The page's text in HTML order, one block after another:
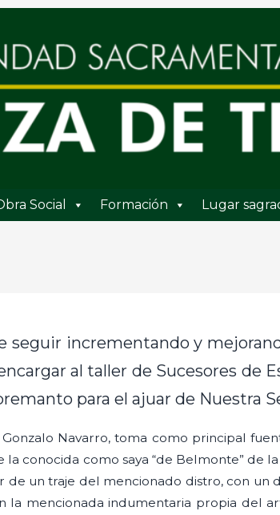
Social Formación Lugar
seguir incrementando y
al taller de Sucesores de
para el ajuar de Nuestra
Navarro, toma como principal
conocida como saya “de Belmonte” de
un traje del mencionado distro, con un
la mencionada indumentaria propia del